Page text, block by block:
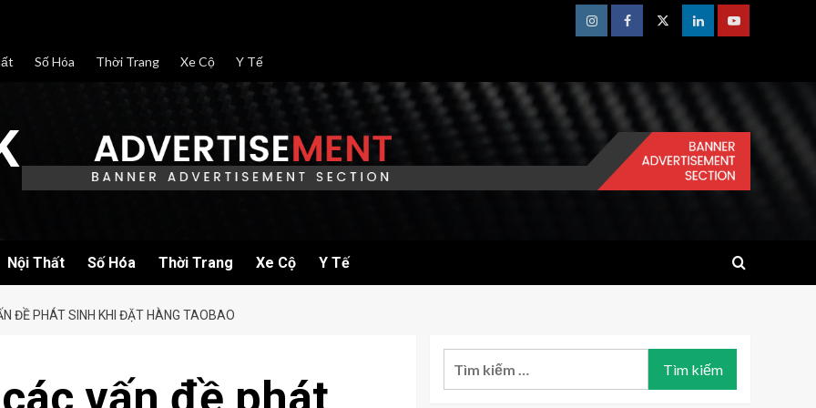
Số Hóa Thời Trang Xe Cộ Y Tế
InstagramFacebookTwitterLinkedinYoutube
Nội Thất Số Hóa Thời Trang Xe Cộ Y Tế
ĐỀ PHÁT SINH KHI ĐẶT HÀNG TAOBAO